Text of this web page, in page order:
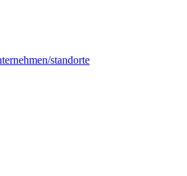
standorte